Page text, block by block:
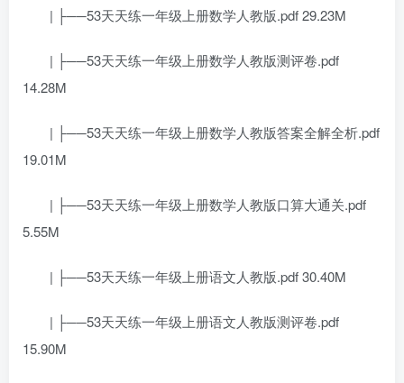
| ├──53天天练一年级上册数学人教版.pdf 29.23M
| ├──53天天练一年级上册数学人教版测评卷.pdf
14.28M
| ├──53天天练一年级上册数学人教版答案全解全析.pdf
19.01M
| ├──53天天练一年级上册数学人教版口算大通关.pdf
5.55M
| ├──53天天练一年级上册语文人教版.pdf 30.40M
| ├──53天天练一年级上册语文人教版测评卷.pdf
15.90M